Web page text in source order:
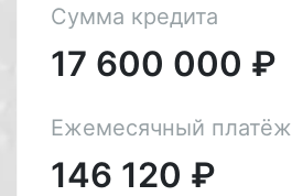
Сумма кредита
17 600 000 ₽
Ежемесячный платёж
146 120 ₽